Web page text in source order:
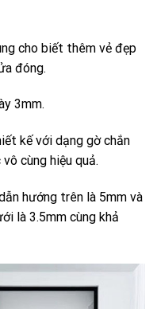
cho biết thêm vẻ đẹp
đóng.
3mm.
kế với dạng gờ chắn
cùng hiệu quả.
hướng trên là 5mm và
là 3.5mm cùng khả